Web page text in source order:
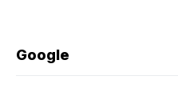
Google